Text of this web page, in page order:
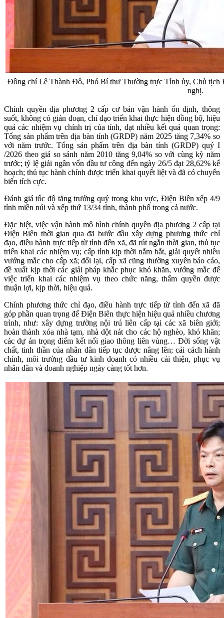
Đồng chí Lê Thành Đô, Phó Bí thư Thường trực Tỉnh ủy, Chủ tịch
nghị.
Chính quyền địa phương 2 cấp cơ bản vận hành ổn định, thông
suốt, không có gián đoạn, chỉ đạo triển khai thực hiện đồng bộ, hiệu
quả các nhiệm vụ chính trị của tỉnh, đạt nhiều kết quả quan trọng:
Tổng sản phẩm trên địa bàn tỉnh (GRDP) năm 2025 tăng 7,34% so
với năm trước. Tổng sản phẩm trên địa bàn tỉnh (GRDP) quý I
/2026 theo giá so sánh năm 2010 tăng 9,04% so với cùng kỳ năm
trước; tỷ lệ giải ngân vốn đầu tư công đến ngày 26/5 đạt 28,62% kế
hoạch; thủ tục hành chính được triển khai quyết liệt và đã có chuyển
biến tích cực.
Đánh giá tốc độ tăng trưởng quý trong khu vực, Điện Biên xếp 4/9
tỉnh miền núi và xếp thứ 13/34 tỉnh, thành phố trong cả nước.
Đặc biệt, việc vận hành mô hình chính quyền địa phương 2 cấp tại
Điện Biên thời gian qua đã bước đầu xây dựng phương thức chỉ
đạo, điều hành trực tiếp từ tỉnh đến xã, đã rút ngắn thời gian, thủ tục
triển khai các nhiệm vụ; cấp tỉnh kịp thời nắm bắt, giải quyết nhiều
vướng mắc cho cấp xã; đổi lại, cấp xã cũng thường xuyên báo cáo,
đề xuất kịp thời các giải pháp khắc phục khó khăn, vướng mắc để
việc triển khai các nhiệm vụ theo chức năng, thẩm quyền được
thuận lợi, kịp thời, hiệu quả.
Chính phương thức chỉ đạo, điều hành trực tiếp từ tỉnh đến xã đã
góp phần quan trọng để Điện Biên thực hiện hiệu quả nhiều chương
trình, như: xây dựng trường nội trú liên cấp tại các xã biên giới;
hoàn thành xóa nhà tạm, nhà dột nát cho các hộ nghèo, khó khăn;
các dự án trọng điểm kết nối giao thông liên vùng… Đời sống vật
chất, tinh thần của nhân dân tiếp tục được nâng lên; cải cách hành
chính, môi trường đầu tư kinh doanh có nhiều cải thiện, phục vụ
nhân dân và doanh nghiệp ngày càng tốt hơn.